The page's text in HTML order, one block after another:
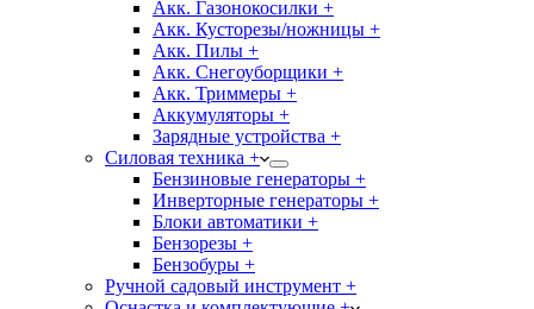
Акк. Газонокосилки +
Акк. Кусторезы/ножницы +
Акк. Пилы +
Акк. Снегоуборщики +
Акк. Триммеры +
Аккумуляторы +
Зарядные устройства +
Силовая техника +
Бензиновые генераторы +
Инверторные генераторы +
Блоки автоматики +
Бензорезы +
Бензобуры +
Ручной садовый инструмент +